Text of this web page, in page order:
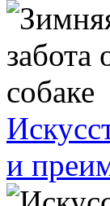
и